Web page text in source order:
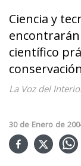
Ciencia y
científico
La Voz del
30 de Enero de